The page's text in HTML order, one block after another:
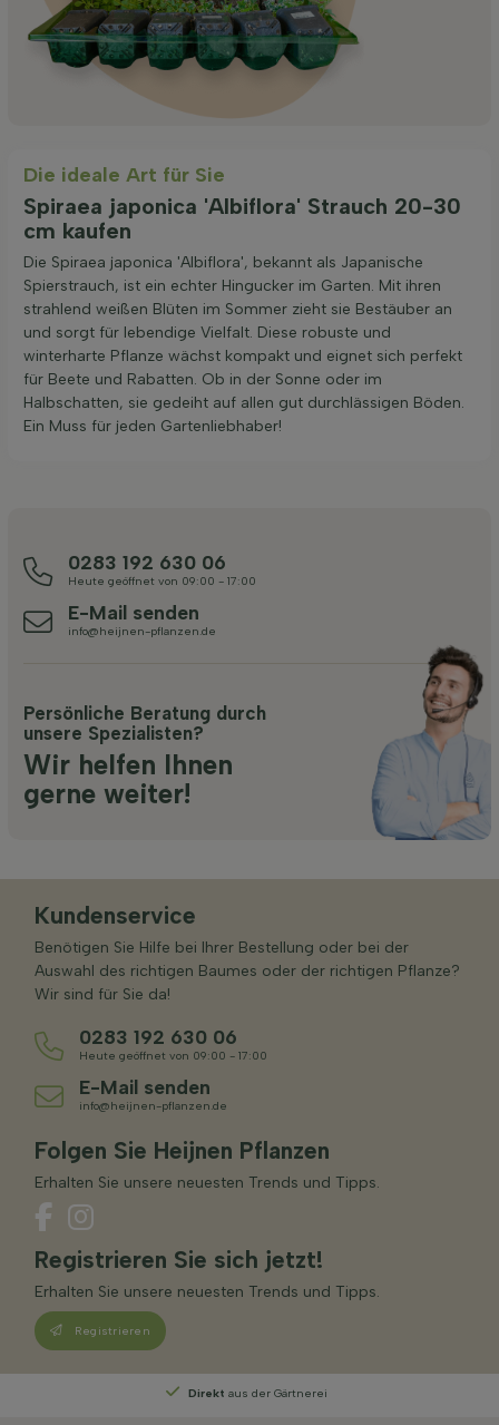
Die ideale Art für Sie
Spiraea japonica 'Albiflora' Strauch 20-30
cm kaufen
Die Spiraea japonica 'Albiflora', bekannt als Japanische
Spierstrauch, ist ein echter Hingucker im Garten. Mit ihren
strahlend weißen Blüten im Sommer zieht sie Bestäuber an
und sorgt für lebendige Vielfalt. Diese robuste und
winterharte Pflanze wächst kompakt und eignet sich perfekt
für Beete und Rabatten. Ob in der Sonne oder im
Halbschatten, sie gedeiht auf allen gut durchlässigen Böden.
Ein Muss für jeden Gartenliebhaber!
0283 192 630 06
Heute geöffnet von 09:00 - 17:00
E-Mail senden
info@heijnen-pflanzen.de
Persönliche Beratung durch
unsere Spezialisten?
Wir helfen Ihnen
gerne weiter!
Kundenservice
Benötigen Sie Hilfe bei Ihrer Bestellung oder bei der
Auswahl des richtigen Baumes oder der richtigen Pflanze?
Wir sind für Sie da!
0283 192 630 06
Heute geöffnet von 09:00 - 17:00
E-Mail senden
info@heijnen-pflanzen.de
Folgen Sie Heijnen Pflanzen
Erhalten Sie unsere neuesten Trends und Tipps.
Registrieren Sie sich jetzt!
Erhalten Sie unsere neuesten Trends und Tipps.
Registrieren
Persönliche Beratung